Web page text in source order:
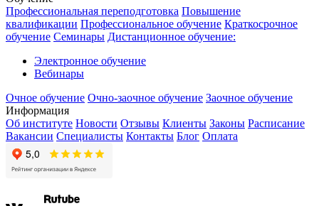
Профессиональная переподготовка Повышение
квалификации Профессиональное обучение Краткосрочное
обучение Семинары Дистанционное обучение:
Электронное обучение
Вебинары
Очное обучение Очно-заочное обучение Заочное обучение
Информация
Об институте Новости Отзывы Клиенты Законы Расписание
Вакансии Специалисты Контакты Блог Оплата